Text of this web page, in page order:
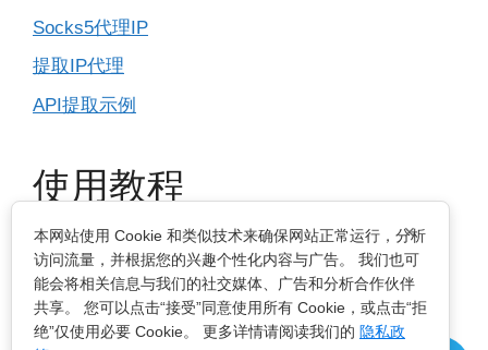
Socks5代理IP
提取IP代理
API提取示例
使用教程
IP基本设置
指纹浏览器
电脑浏览器
×
本网站使用 Cookie 和类似技术来确保网站正常运行，分析
访问流量，并根据您的兴趣个性化内容与广告。 我们也可
能会将相关信息与我们的社交媒体、广告和分析合作伙伴
共享。 您可以点击“接受”同意使用所有 Cookie，或点击“拒
绝”仅使用必要 Cookie。 更多详情请阅读我们的 隐私政